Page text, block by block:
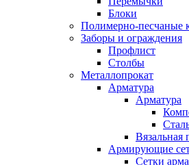
Блоки
Полимерно-песчаные
Заборы и ограждения
Профлист
Столбы
Металлопрокат
Арматура
Арматура
Вязальная
Армирующие
Сетки